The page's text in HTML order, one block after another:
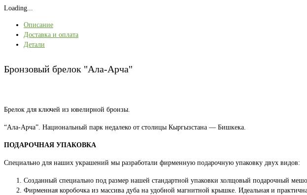
Loading...
Описание
Доставка и оплата
Детали
Бронзовый брелок "Ала-Арча"
Брелок для ключей из ювелирной бронзы.
“Ала-Арча”. Национальный парк недалеко от столицы Кыргызстана — Бишкека.
ПОДАРОЧНАЯ УПАКОВКА
Специально для наших украшений мы разработали фирменную подарочную упаковку двух видов:
Созданный специально под размер нашей стандартной упаковки холщовый подарочный
Фирменная коробочка из массива дуба на удобной магнитной крышке. Идеальная и